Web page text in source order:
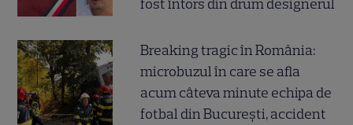
fost întors din drum designerul
Breaking tragic în România:
microbuzul în care se afla
acum câteva minute echipa de
fotbal din București, accident